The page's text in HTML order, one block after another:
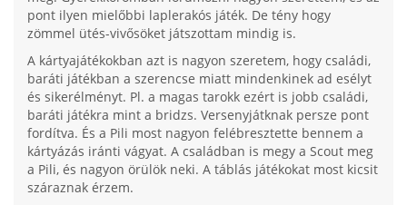
pont ilyen mielőbbi laplerakós játék. De tény hogy
zömmel ütés-vivősöket játszottam mindig is.
A kártyajátékokban azt is nagyon szeretem, hogy családi,
baráti játékban a szerencse miatt mindenkinek ad esélyt
és sikerélményt. Pl. a magas tarokk ezért is jobb családi,
baráti játékra mint a bridzs. Versenyjátknak persze pont
fordítva. És a Pili most nagyon felébresztette bennem a
kártyázás iránti vágyat. A családban is megy a Scout meg
a Pili, és nagyon örülök neki. A táblás játékokat most kicsit
száraznak érzem.